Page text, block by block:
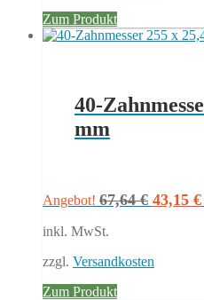
Zum Produkt
40-
mm
Angebot! 67,64€ 43,15 €
inkl. MwSt.
zzgl. Versandkosten
Zum Produkt